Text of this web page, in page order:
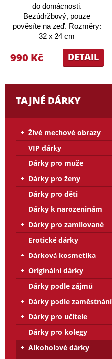
do domácnosti.
Bezúdržbový, pouze
pověsíte na zeď. Rozměry:
32 x 24 cm
DETAIL
990 Kč
TAJNÉ DÁRKY
Živé mechové obrazy
VIP dárky
Dárky pro muže
Dárky pro ženy
Dárky pro děti
Dárky k narozeninám
Dárky pro zamilované
Erotické dárky
Dárková kosmetika
Originální dárky
Dárky podle zájmů
Dárky podle zaměstnání
Dárky pro učitele
Dárky pro kolegy
Alkoholové dárky